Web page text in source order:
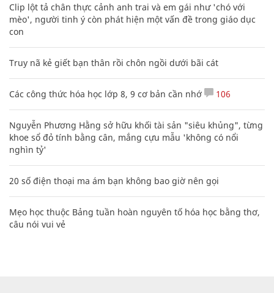
Clip lột tả chân thực cảnh anh trai và em gái như 'chó với
mèo', người tinh ý còn phát hiện một vấn đề trong giáo dục
con
Truy nã kẻ giết bạn thân rồi chôn ngồi dưới bãi cát
Các công thức hóa học lớp 8, 9 cơ bản cần nhớ 106
Nguyễn Phương Hằng sở hữu khối tài sản "siêu khủng", từng
khoe sổ đỏ tính bằng cân, mắng cựu mẫu 'không có nổi
nghìn tỷ'
20 số điện thoại ma ám bạn không bao giờ nên gọi
Mẹo học thuộc Bảng tuần hoàn nguyên tố hóa học bằng thơ,
câu nói vui vẻ